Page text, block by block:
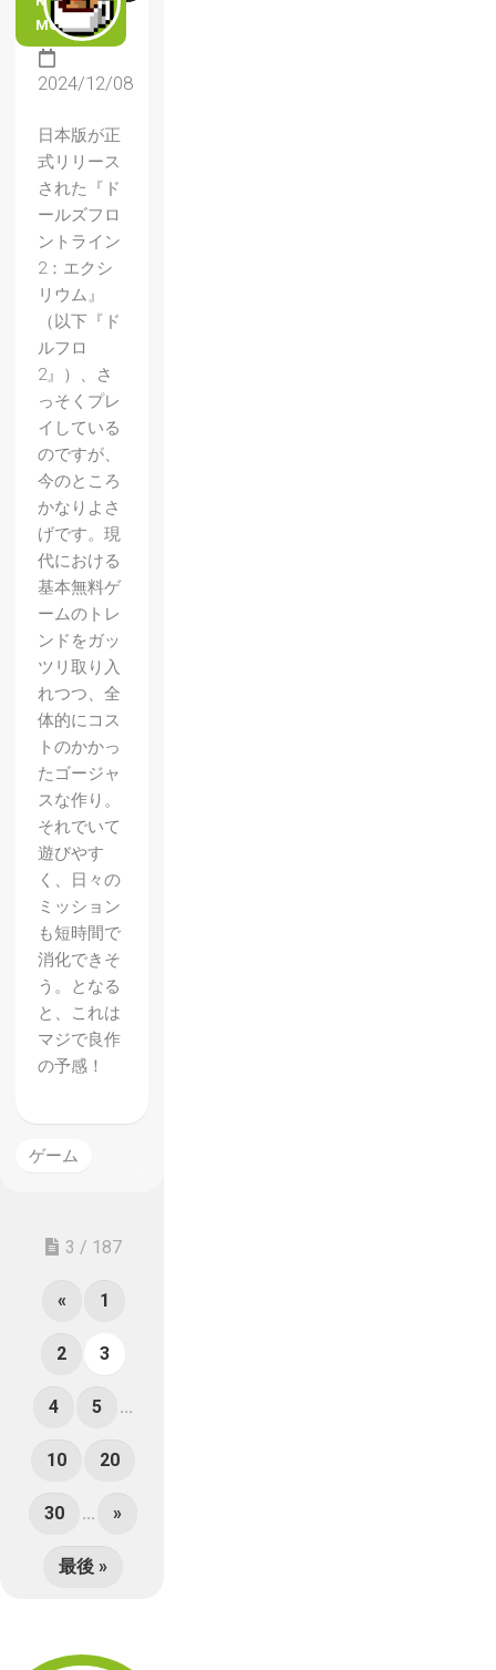
MORE
2024/12/08
日本版が正
式リリース
された『ド
ールズフロ
ントライン
2：エクシ
リウム』
（以下『ド
ルフロ
2』）、さ
っそくプレ
イしている
のですが、
今のところ
かなりよさ
げです。現
代における
基本無料ゲ
ームのトレ
ンドをガッ
ツリ取り入
れつつ、全
体的にコス
トのかかっ
たゴージャ
スな作り。
それでいて
遊びやす
く、日々の
ミッション
も短時間で
消化できそ
う。となる
と、これは
マジで良作
の予感！
ゲーム
3 / 187
« 1
2 3
4 5 ...
10 20
30 ... »
最後 »